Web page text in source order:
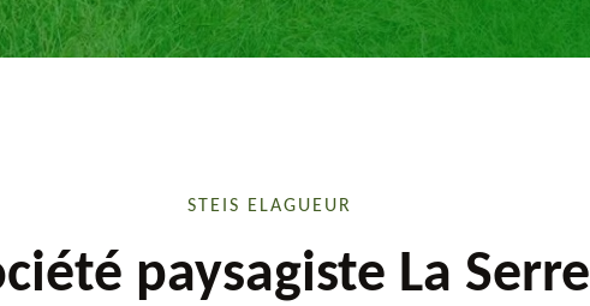
STEIS ELAGUEUR
paysagiste La Serre